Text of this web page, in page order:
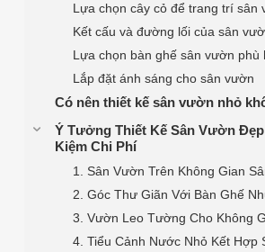
Lựa chọn cây cỏ để trang trí sân
Kết cấu và đường lối của sân
Lựa chọn bàn ghế sân vườn phù
Lắp đặt ánh sáng cho sân vườn
Có nên thiết kế sân vườn nhỏ
Ý Tưởng Thiết Kế Sân Vườn
Kiệm Chi Phí
1. Sân Vườn Trên Không Gian
2. Góc Thư Giãn Với Bàn Ghế
3. Vườn Leo Tường Cho Không
4. Tiểu Cảnh Nước Nhỏ Kết Hợp